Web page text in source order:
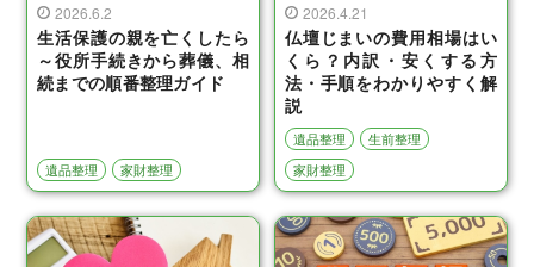
2026.6.2
生活保護の親を亡くしたら
～役所手続きから葬儀、相
続までの順番整理ガイド
遺品整理 家財整理
2026.4.21
仏壇じまいの費用相場はい
くら？内訳・安くする方
法・手順をわかりやすく解
説
遺品整理
生前整理
家財整理